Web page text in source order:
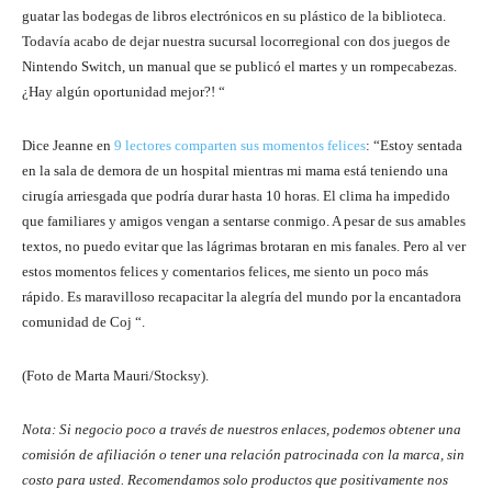
guatar las bodegas de libros electrónicos en su plástico de la biblioteca.
Todavía acabo de dejar nuestra sucursal locorregional con dos juegos de
Nintendo Switch, un manual que se publicó el martes y un rompecabezas.
¿Hay algún oportunidad mejor?! “
Dice Jeanne en 9 lectores comparten sus momentos felices: “Estoy sentada
en la sala de demora de un hospital mientras mi mama está teniendo una
cirugía arriesgada que podría durar hasta 10 horas. El clima ha impedido
que familiares y amigos vengan a sentarse conmigo. A pesar de sus amables
textos, no puedo evitar que las lágrimas brotaran en mis fanales. Pero al ver
estos momentos felices y comentarios felices, me siento un poco más
rápido. Es maravilloso recapacitar la alegría del mundo por la encantadora
comunidad de Coj “.
(Foto de Marta Mauri/Stocksy).
Nota: Si negocio poco a través de nuestros enlaces, podemos obtener una
comisión de afiliación o tener una relación patrocinada con la marca, sin
costo para usted. Recomendamos solo productos que positivamente nos